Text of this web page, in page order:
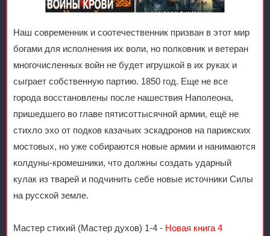
Наш современник и соотечественник призван в этот мир
богами для исполнения их воли, но полковник и ветеран
многочисленных войн не будет игрушкой в их руках и
сыграет собственную партию. 1850 год. Еще не все
города восстановлены после нашествия Наполеона,
пришедшего во главе пятисоттысячной армии, ещё не
стихло эхо от подков казачьих эскадронов на парижских
мостовых, но уже собираются новые армии и нанимаются
колдуны-кромешники, что должны создать ударный
кулак из тварей и подчинить себе новые источники Силы
на русской земле.
Мастер стихий (Мастер духов) 1-4 - Новая книга 4